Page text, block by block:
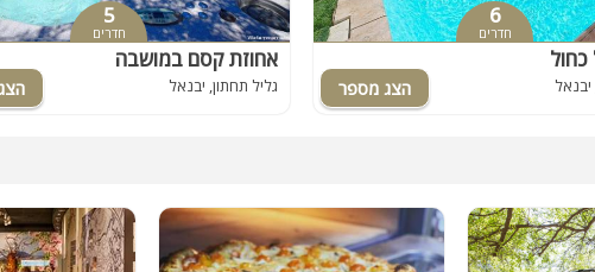
6
חדרים
כחול
יבנאל
5
חדרים
אחוזת קסם במושבה
גליל תחתון, יבנאל